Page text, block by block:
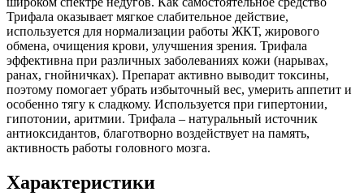
Трифала оказывает мягкое слабительное действие,
используется для нормализации работы ЖКТ, жирового
обмена, очищения крови, улучшения зрения. Трифала
эффективна при различных заболеваниях кожи (нарывах,
ранах, гнойничках). Препарат активно выводит токсины,
поэтому помогает убрать избыточный вес, умерить аппетит и
особенно тягу к сладкому. Используется при гипертонии,
гипотонии, аритмии. Трифала – натуральный источник
антиоксидантов, благотворно воздействует на память,
активность работы головного мозга.
Характеристики